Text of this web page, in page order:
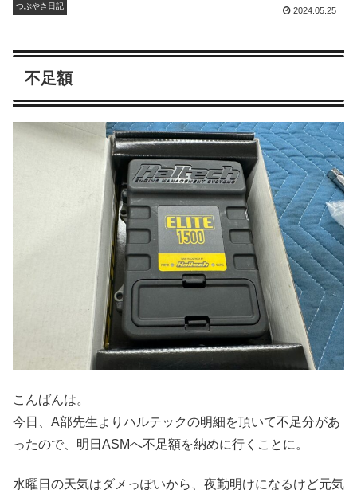
つぶやき日記
2024.05.25
不足額
こんばんは。
今日、A部先生よりハルテックの明細を頂いて不足分があ
ったので、明日ASMへ不足額を納めに行くことに。
水曜日の天気はダメっぽいから、夜勤明けになるけど元気